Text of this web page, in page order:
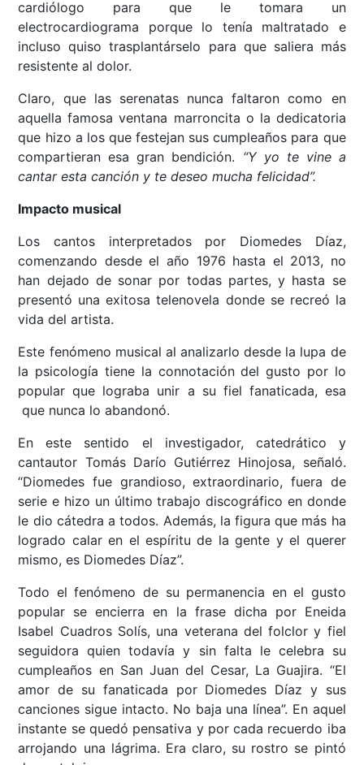
cardiólogo para que le tomara un
electrocardiograma porque lo tenía maltratado e
incluso quiso trasplantárselo para que saliera más
resistente al dolor.
Claro, que las serenatas nunca faltaron como en
aquella famosa ventana marroncita o la dedicatoria
que hizo a los que festejan sus cumpleaños para que
compartieran esa gran bendición. “Y yo te vine a
cantar esta canción y te deseo mucha felicidad”.
Impacto musical
Los cantos interpretados por Diomedes Díaz,
comenzando desde el año 1976 hasta el 2013, no
han dejado de sonar por todas partes, y hasta se
presentó una exitosa telenovela donde se recreó la
vida del artista.
Este fenómeno musical al analizarlo desde la lupa de
la psicología tiene la connotación del gusto por lo
popular que lograba unir a su fiel fanaticada, esa
que nunca lo abandonó.
En este sentido el investigador, catedrático y
cantautor Tomás Darío Gutiérrez Hinojosa, señaló.
“Diomedes fue grandioso, extraordinario, fuera de
serie e hizo un último trabajo discográfico en donde
le dio cátedra a todos. Además, la figura que más ha
logrado calar en el espíritu de la gente y el querer
mismo, es Diomedes Díaz”.
Todo el fenómeno de su permanencia en el gusto
popular se encierra en la frase dicha por Eneida
Isabel Cuadros Solís, una veterana del folclor y fiel
seguidora quien todavía y sin falta le celebra su
cumpleaños en San Juan del Cesar, La Guajira. “El
amor de su fanaticada por Diomedes Díaz y sus
canciones sigue intacto. No baja una línea”. En aquel
instante se quedó pensativa y por cada recuerdo iba
arrojando una lágrima. Era claro, su rostro se pintó